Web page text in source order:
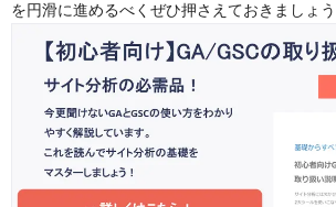
を円滑に進めるべくぜひ押さえておきましょう